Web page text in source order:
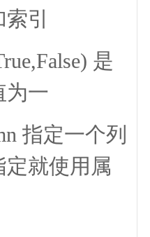
引
是
为一
指定一个列
定就使用属